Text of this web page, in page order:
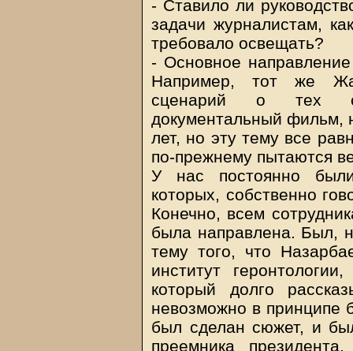
- Ставило ли
задачи журналистам,
требовало освещать?
- Основное
Например, тот же
сценарий о тех
документальный фильм,
лет, но эту тему все
по-прежнему пытаются
У нас постоянно
которых, собственно
Конечно, всем
была направлена. Был,
тему того, что
институт
который долго
невозможно в принципе
был сделан сюжет, и
преемника